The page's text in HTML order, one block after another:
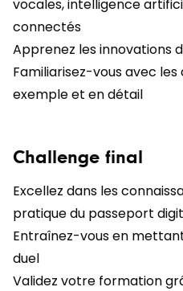
vocales, intelligence
connectés
Apprenez les innovations
Familiarisez-vous avec
exemple et en détail
Challenge final
Excellez dans les
pratique du passeport
Entraînez-vous en
duel
Validez votre formation